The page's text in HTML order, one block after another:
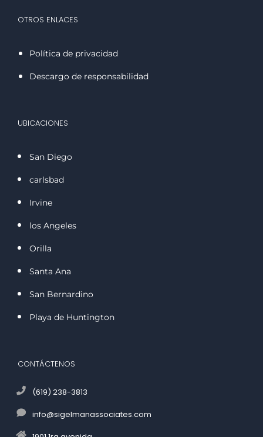
OTROS ENLACES
Política de privacidad
Descargo de responsabilidad
UBICACIONES
San Diego
carlsbad
Irvine
los Angeles
Orilla
Santa Ana
San Bernardino
Playa de Huntington
CONTÁCTENOS
(619) 238-3813
info@sigelmanassociates.com